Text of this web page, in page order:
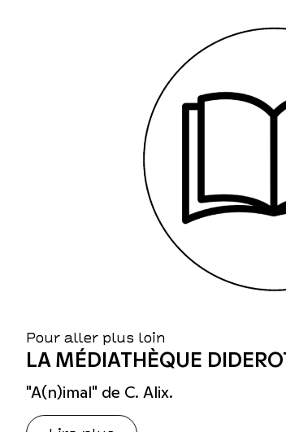
Pour aller plus loin
LA MÉDIATHÈQUE
"A(n)imal" de C. Alix.